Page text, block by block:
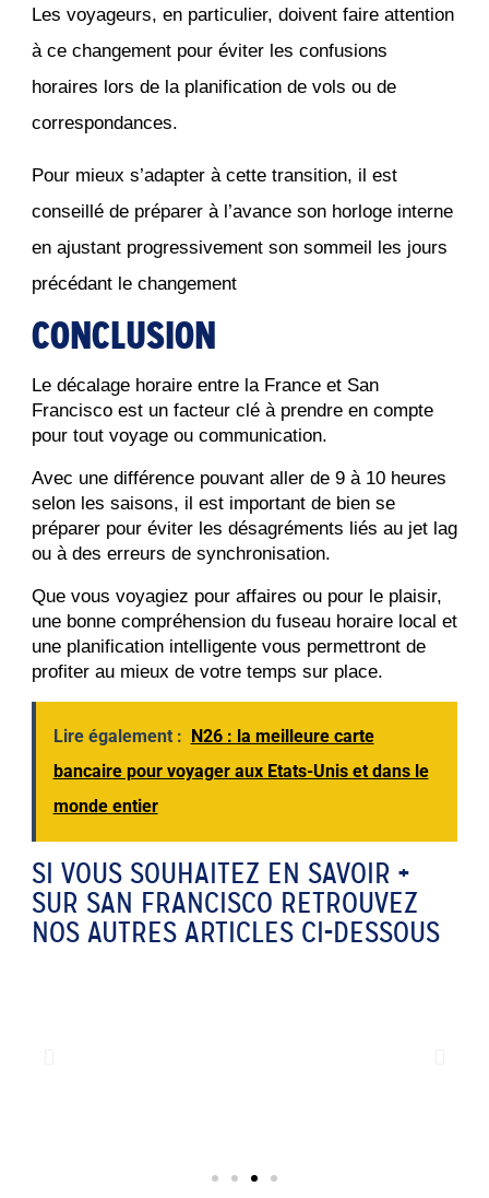
Les voyageurs, en particulier, doivent faire attention
à ce changement pour éviter les confusions
horaires lors de la planification de vols ou de
correspondances.
Pour mieux s’adapter à cette transition, il est
conseillé de préparer à l’avance son horloge interne
en ajustant progressivement son sommeil les jours
précédant le changement
CONCLUSION
Le décalage horaire entre la France et San
Francisco est un facteur clé à prendre en compte
pour tout voyage ou communication.
Avec une différence pouvant aller de 9 à 10 heures
selon les saisons, il est important de bien se
préparer pour éviter les désagréments liés au jet lag
ou à des erreurs de synchronisation.
Que vous voyagiez pour affaires ou pour le plaisir,
une bonne compréhension du fuseau horaire local et
une planification intelligente vous permettront de
profiter au mieux de votre temps sur place.
Lire également : N26 : la meilleure carte
bancaire pour voyager aux Etats-Unis et dans le
monde entier
SI VOUS SOUHAITEZ EN SAVOIR +
SUR SAN FRANCISCO RETROUVEZ
NOS AUTRES ARTICLES CI-DESSOUS